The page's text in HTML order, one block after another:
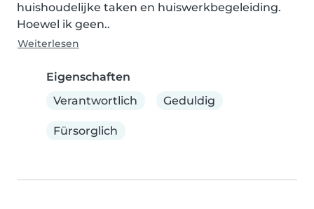
huishoudelijke taken en huiswerkbegeleiding.
Hoewel ik geen..
Weiterlesen
Eigenschaften
Verantwortlich
Geduldig
Fürsorglich